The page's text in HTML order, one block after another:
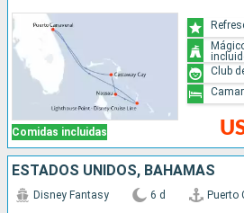
Comidas incluidas
Club
ESTADOS UNIDOS, BAHAMAS
Disney Fantasy 6 d Puerto